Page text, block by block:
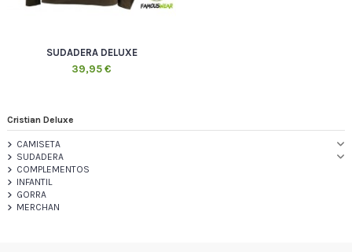
SUDADERA DELUXE
39,95 €
Cristian Deluxe
CAMISETA
SUDADERA
COMPLEMENTOS
INFANTIL
GORRA
MERCHAN